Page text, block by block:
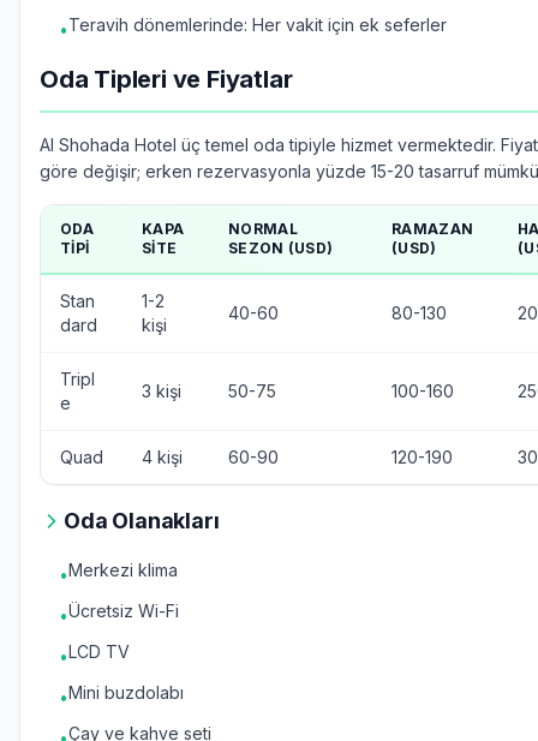
•Teravih dönemlerinde: Her vakit için ek seferler
Oda Tipleri ve Fiyatlar
Al Shohada Hotel üç temel oda tipiyle hizmet vermektedir.
göre değişir; erken rezervasyonla yüzde 15-20 tasarruf
ODA
TIPI
KAPA
SITE
NORMAL
SEZON (USD)
RAMAZAN
(USD)
Stan
dard
1-2
kişi
40-60 80-130
Tripl
e
3 kişi 50-75 100-160
Quad 4 kişi 60-90 120-190
Oda Olanakları
•Merkezi klima
•Ücretsiz Wi-Fi
•LCD TV
•Mini buzdolabı
Çay ve kahve seti